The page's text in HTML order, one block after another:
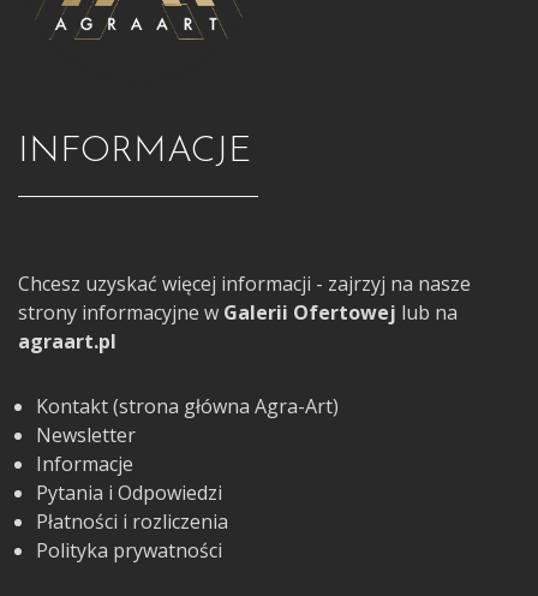
INFORMACJE
Chcesz uzyskać więcej informacji - zajrzyj na nasze
strony informacyjne w Galerii Ofertowej lub na
agraart.pl
Kontakt (strona główna Agra-Art)
Newsletter
Informacje
Pytania i Odpowiedzi
Płatności i rozliczenia
Polityka prywatności